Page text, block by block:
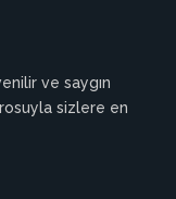
ve saygın
sizlere en